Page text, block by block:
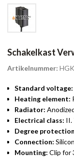
Schakelkast
Artikelnummer:
Standard voltage:
Heating element:
Radiator:
Electrical class: II.
Degree
Connection:
Mounting: Clip for